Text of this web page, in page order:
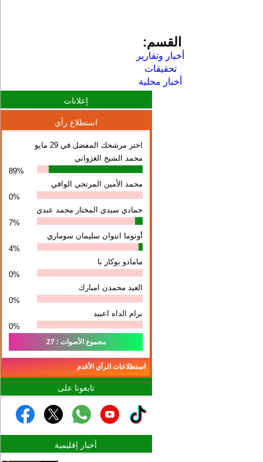
القسم:
أخبار وتقارير
تحقيقات
أخبار محلية
إعلانات
استطلاع رأي
اختر مرشحك المفضل في 29 مايو
محمد الشيخ الغزواني
89%
محمد الأمين المرتجي الوافي
0%
حمادي سيدي المختار محمد عبدي
7%
أوتوما انتوان سلیمان سوماري
4%
مامادو بوكار با
0%
العيد محمدن امبارك
0%
برام الداه اعبيد
0%
مجموع الأصوات : 27
استطلاعات الرأي الأقدم
تابعونا على
أخبار إقليمية